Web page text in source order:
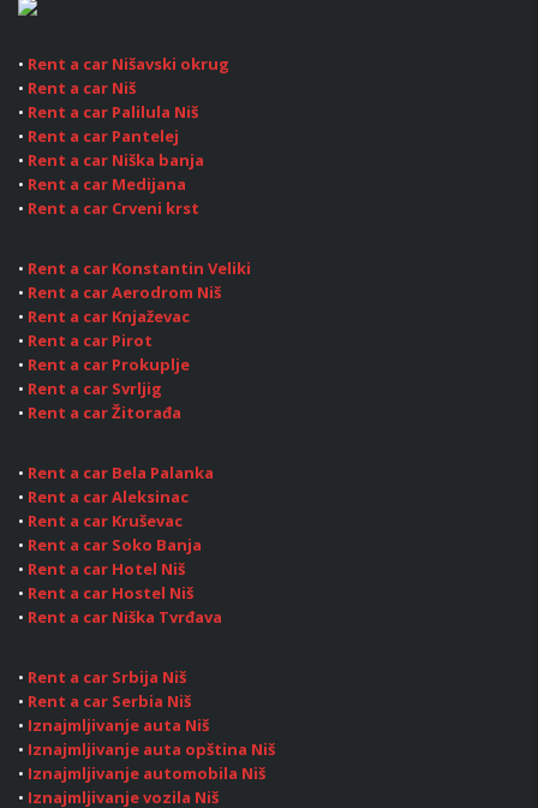
• Rent a car Nišavski okrug
• Rent a car Niš
• Rent a car Palilula Niš
• Rent a car Pantelej
• Rent a car Niška banja
• Rent a car Medijana
• Rent a car Crveni krst
• Rent a car Konstantin Veliki
• Rent a car Aerodrom Niš
• Rent a car Knjaževac
• Rent a car Pirot
• Rent a car Prokuplje
• Rent a car Svrljig
• Rent a car Žitorađa
• Rent a car Bela Palanka
• Rent a car Aleksinac
• Rent a car Kruševac
• Rent a car Soko Banja
• Rent a car Hotel Niš
• Rent a car Hostel Niš
• Rent a car Niška Tvrđava
• Rent a car Srbija Niš
• Rent a car Serbia Niš
• Iznajmljivanje auta Niš
• Iznajmljivanje auta opština Niš
• Iznajmljivanje automobila Niš
• Iznajmljivanje vozila Niš